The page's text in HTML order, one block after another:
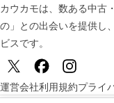
カウカモは、数ある中古
の」との出会いを提供し、
ビスです。
運営会社利用規約プライ